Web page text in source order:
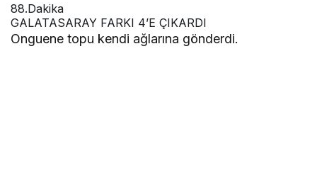
88.Dakika
GALATASARAY FARKI 4’E ÇIKARDI
Onguene topu kendi ağlarına gönderdi.